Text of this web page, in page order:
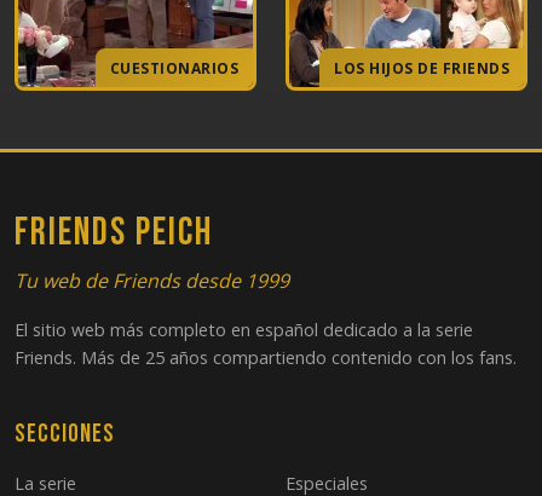
CUESTIONARIOS LOS HIJOS DE FRIENDS
FRIENDS PEICH
Tu web de Friends desde 1999
El sitio web más completo en español dedicado a la serie
Friends. Más de 25 años compartiendo contenido con los fans.
Secciones
La serie
Especiales